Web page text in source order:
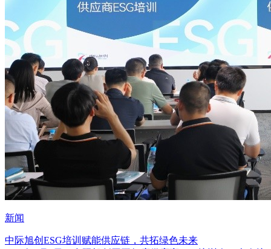
新闻
中际旭创ESG培训赋能供应链，共拓绿色未来